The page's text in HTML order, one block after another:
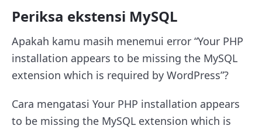
Periksa ekstensi MySQL
Apakah kamu masih menemui error “Your PHP
installation appears to be missing the MySQL
extension which is required by WordPress”?
Cara mengatasi Your PHP installation appears
to be missing the MySQL extension which is